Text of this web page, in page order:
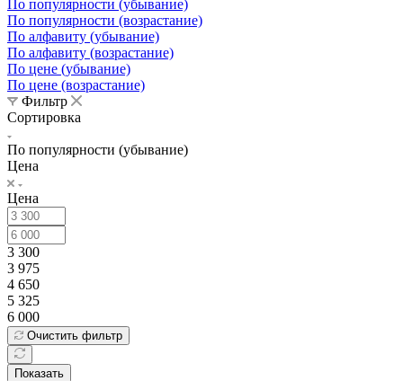
По популярности (убывание)
По популярности (возрастание)
По алфавиту (убывание)
По алфавиту (возрастание)
По цене (убывание)
По цене (возрастание)
Фильтр
Сортировка
По популярности (убывание)
Цена
Цена
3 300
3 975
4 650
5 325
6 000
Очистить фильтр
Показать